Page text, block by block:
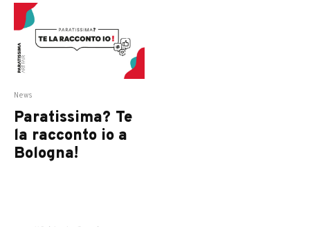
News
Paratissima? Te
la racconto io a
Bologna!